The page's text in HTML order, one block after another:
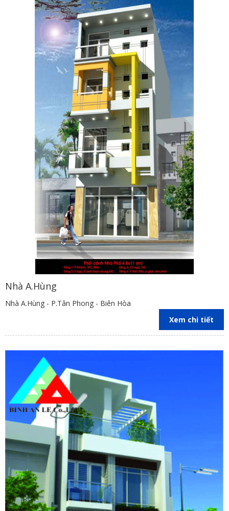
- Nội thất nhà đơn giản hết mức có thể, tránh sử dụng những thứ
nội thất quá cầu kỳ, cồng kềnh tạo cảm giác chật chội, rối mắt.
- Lựa chọn những gam màu đơn giản, đơn sắc nhưng vẫn cần có
điểm nhấn.
Xây nhà cấp 4 trọn gói tại Biên Hòa
Bạn đang có nhu cầu tìm công ty xây nhà cấp 4 trọn gói tại Biên
Hòa, nhà thầu xây nhà trọn gói tại Biên Hòa, hãy liên hệ với chúng
tôi để được tư vấn miễn phí và báo giá phù hợp nhất . Chúng tôi
rất hân hạnh hợp tác với các bạn. Tìm hiểu thêm về chúng tôi
http://xaydungbinhanle.com/
https://www.facebook.com/xaydungbinhanle/
Hotline: 0974.775.625
Nhà A.Hùng
Nhà A.Hùng - P.Tân Phong - Biên Hòa
Xem chi tiết